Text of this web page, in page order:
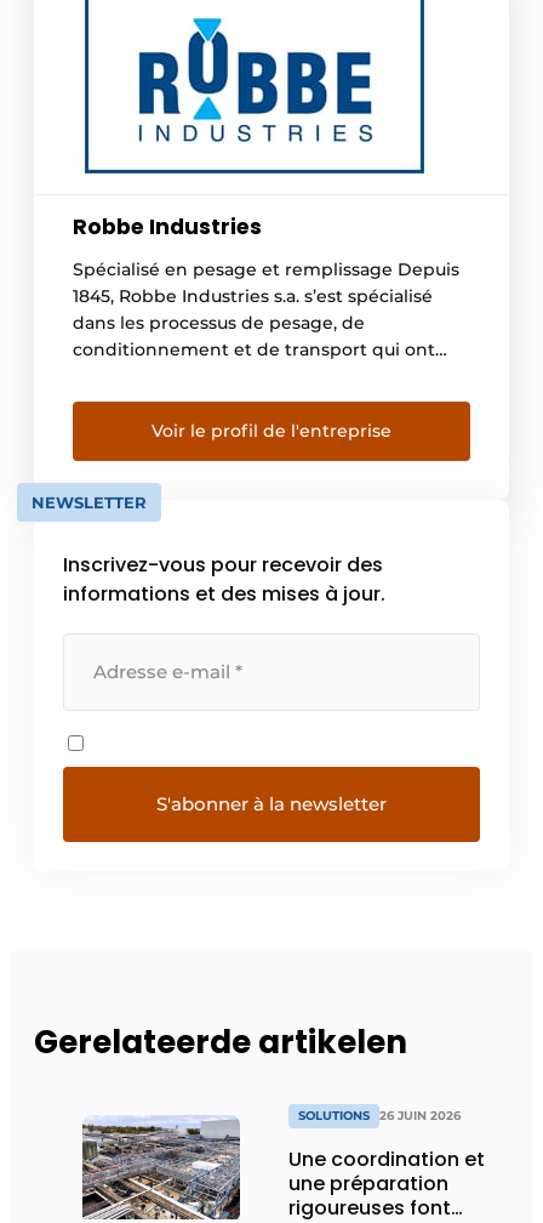
Robbe Industries
Spécialisé en pesage et remplissage Depuis
1845, Robbe Industries s.a. s’est spécialisé
dans les processus de pesage, de
conditionnement et de transport qui ont
secteurs. Ingénierie et conception
préliminaire En concertation mutuelle, nous
concevons votre réalisation dans les
moindres détails, avec une visualisation en
3D en guise de […]
Voir le profil de l'entreprise
NEWSLETTER
Inscrivez-vous pour recevoir des
informations et des mises à jour.
Gerelateerde artikelen
SOLUTIONS 26 JUIN 2026
Une coordination et
une préparation
rigoureuses font